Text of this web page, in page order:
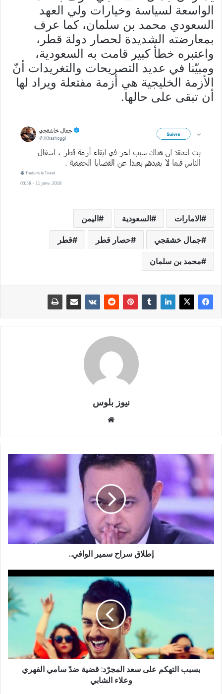
الواسعة لسياسة وخيارات ولي العهد
السعودي محمد بن سلمان، كما عرف
بمعارضته الشديدة لحصار دولة قطر،
واعتبره خطأ كبير قامت به السعودية،
ومبيّنا في عديد التصريحات والتغريدات أنّ
الأزمة الخليجية هي أزمة مفتعلة ويراد لها
أن تبقى على حالها.
الامارات السعودية اليمن
جمال خشقجي حصار قطر قطر
محمد بن سلمان
نيوز بلوس
إطلاق سراح سمير الوافي..
بسبب التهكم على سعد المجرّد: قضية ضدّ سامي الفهري
وعلاء الشابي